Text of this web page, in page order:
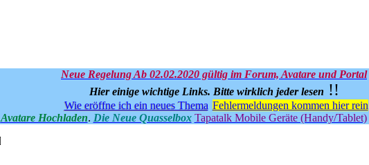
Neue Regelung Ab 02.02.2020 gültig im Forum, Avatare und Portal
Hier einige wichtige Links. Bitte wirklich jeder lesen !!
Wie eröffne ich ein neues Thema Fehlermeldungen kommen hier rein
Avatare Hochladen. Die Neue Quasselbox Tapatalk Mobile Geräte (Handy/Tablet)